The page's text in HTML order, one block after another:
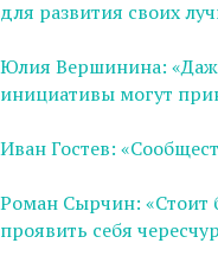
для развития своих
Юлия Вершинина:
инициативы могут
Иван Гостев:
Роман Сырчин: «Стоит
проявить себя